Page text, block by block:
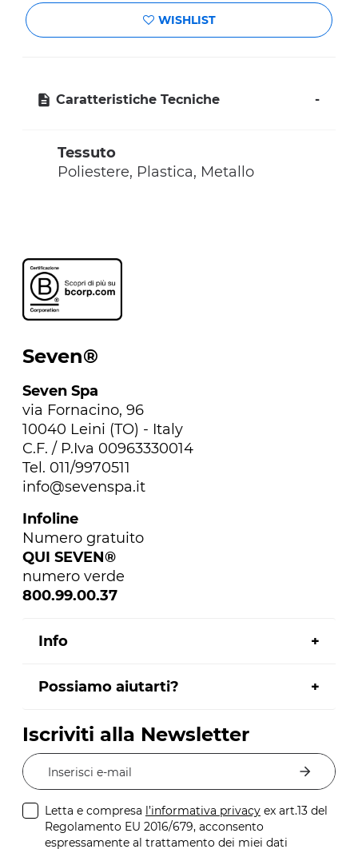
WISHLIST
Caratteristiche Tecniche
Tessuto
Poliestere, Plastica, Metallo
Seven®
Seven Spa
via Fornacino, 96
10040 Leini (TO) - Italy
C.F. / P.Iva 00963330014
Tel. 011/9970511
info@sevenspa.it
Infoline
Numero gratuito
QUI SEVEN®
numero verde
800.99.00.37
Info
Possiamo aiutarti?
Iscriviti alla Newsletter
Inserisci e-mail
Letta e compresa l’informativa privacy ex art.13 del
Regolamento EU 2016/679, acconsento
espressamente al trattamento dei miei dati